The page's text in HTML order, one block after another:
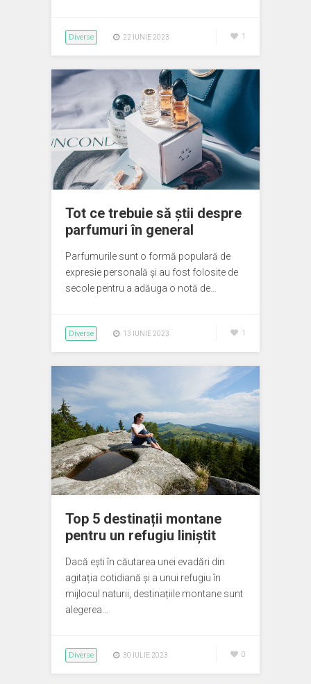
Diverse 22 IUNIE 2023 1
Tot ce trebuie să știi despre
parfumuri în general
Parfumurile sunt o formă populară de
expresie personală și au fost folosite de
secole pentru a adăuga o notă de…
Diverse 13 IUNIE 2023 1
Top 5 destinații montane
pentru un refugiu liniștit
Dacă ești în căutarea unei evadări din
agitația cotidiană și a unui refugiu în
mijlocul naturii, destinațiile montane sunt
alegerea…
Diverse 30 IULIE 2023 0